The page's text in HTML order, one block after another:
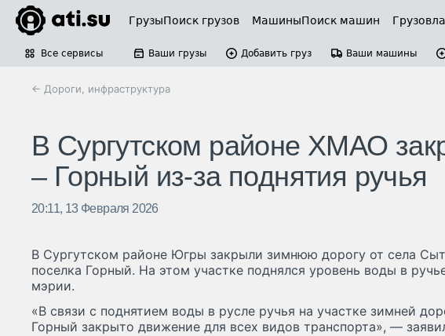
ГрузыПоиск грузов МашиныПоиск машин
Все сервисы Ваши грузы Добавить груз Ваши машины
← Дороги, инфраструктура
В Сургутском районе ХМАО
– Горный из-за поднятия ручья
20:11, 13 Февраля 2026
В Сургутском районе Югры закрыли зимнюю дорогу от села
поселка Горный. На этом участке поднялся уровень воды в
мэрии.
«В связи с поднятием воды в русле ручья на участке зимней
Горный закрыто движение для всех видов транспорта», —